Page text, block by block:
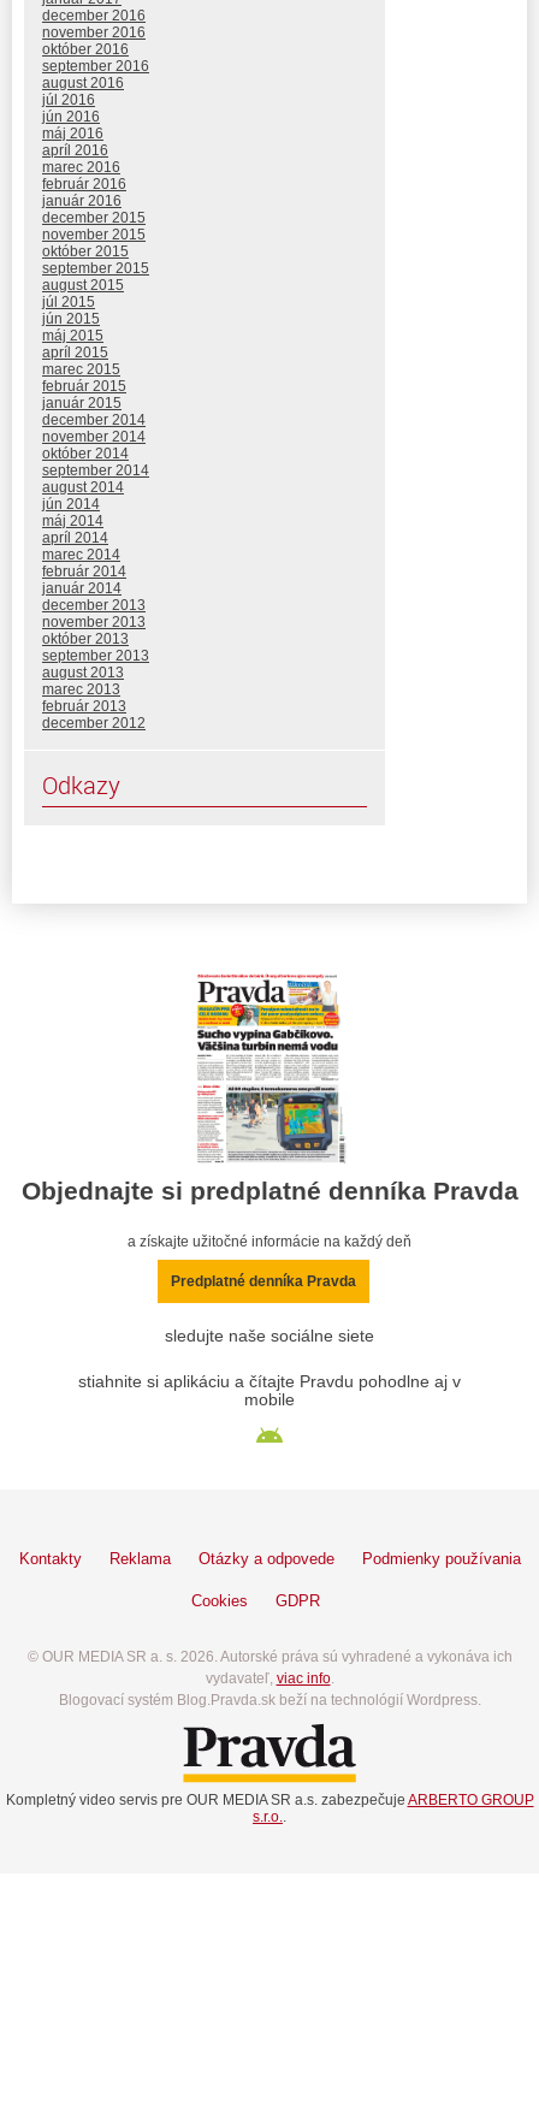
december 2016
november 2016
október 2016
september 2016
august 2016
júl 2016
jún 2016
máj 2016
apríl 2016
marec 2016
február 2016
január 2016
december 2015
november 2015
október 2015
september 2015
august 2015
júl 2015
jún 2015
máj 2015
apríl 2015
marec 2015
február 2015
január 2015
december 2014
november 2014
október 2014
september 2014
august 2014
jún 2014
máj 2014
apríl 2014
marec 2014
február 2014
január 2014
december 2013
november 2013
október 2013
september 2013
august 2013
marec 2013
február 2013
december 2012
Odkazy
Objednajte si predplatné denníka Pravda
a získajte užitočné informácie na každý deň
Predplatné denníka Pravda
sledujte naše sociálne siete
stiahnite si aplikáciu a čítajte Pravdu pohodlne aj v
mobile
Kontakty Reklama Otázky a odpovede Podmienky používania
Cookies GDPR
© OUR MEDIA SR a. s. 2026. Autorské práva sú vyhradené a vykonáva ich
vydavateľ, viac info.
Blogovací systém Blog.Pravda.sk beží na technológií Wordpress.
Kompletný video servis pre OUR MEDIA SR a.s. zabezpečuje ARBERTO GROUP
s.r.o.